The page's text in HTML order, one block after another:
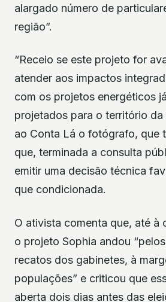
alargado número de
região”.
“Receio se este projeto for
atender aos impactos
com os projetos energéticos
projetados para o território da
ao Conta Lá o fotógrafo, que
que, terminada a consulta
emitir uma decisão técnica
que condicionada.
O ativista comenta que, até à
o projeto Sophia andou
recatos dos gabinetes, à
populações” e criticou que
aberta dois dias antes das